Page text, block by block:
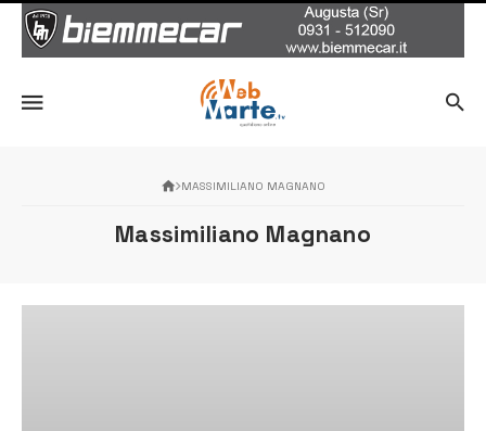
MASSIMILIANO MAGNANO
Massimiliano Magnano